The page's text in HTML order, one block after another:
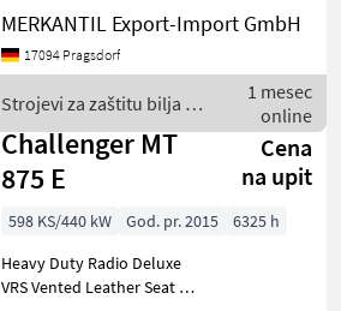
Zustand: Gut gepflegt Max.
Arbeitsbreite (m): 36 Min.
Arbeitsbreite (m): 24
gepf
MERKANTIL Export-Import GmbH
17094 Pragsdorf
Strojevi za zaštitu bilja /
Challenger
1 mesec
online
Challenger MT
875 E
Cena
na upit
598 KS/440 kW God. pr. 2015
6325 h
Heavy Duty Radio Deluxe
VRS Vented Leather Seat 5